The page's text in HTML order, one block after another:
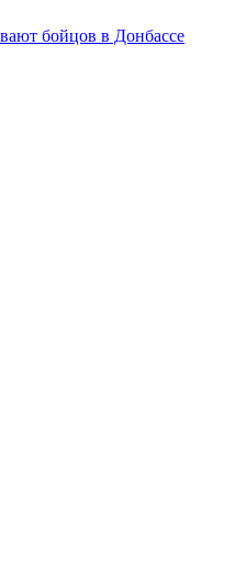
бойцов в Донбассе